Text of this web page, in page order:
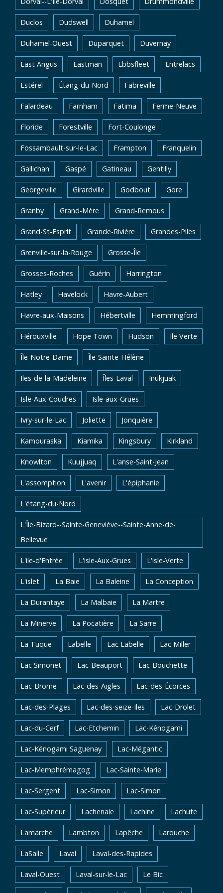
Duclos Dudswell Duhamel
Duhamel-Ouest Duparquet Duvernay
East Angus Eastman Ebbsfleet Entrelacs
Estérel Étang-du-Nord Fabreville
Falardeau Farnham Fatima Ferme-Neuve
Floride Forestville Fort-Coulonge
Fossambault-sur-le-Lac Frampton Franquelin
Gallichan Gaspé Gatineau Gentilly
Georgeville Girardville Godbout Gore
Granby Grand-Mère Grand-Remous
Grand-St-Esprit Grande-Rivière Grandes-Piles
Grenville-sur-la-Rouge Grosse-Île
Grosses-Roches Guérin Harrington
Hatley Havelock Havre-Aubert
Havre-aux-Maisons Hébertville Hemmingford
Hérouxville Hope Town Hudson Ile Verte
Île-Notre-Dame Île-Sainte-Hélène
Iles-de-la-Madeleine Îles-Laval Inukjuak
Isle-Aux-Coudres Isle-aux-Grues
Ivry-sur-le-Lac Joliette Jonquière
Kamouraska Kiamika Kingsbury Kirkland
Knowlton Kuujjuaq L'anse-Saint-Jean
L'assomption L'avenir L'épiphanie
L'étang-du-Nord
L'Île-Bizard--Sainte-Geneviève--Sainte-Anne-de-
Bellevue
L'ile-d'Entrée L'isle-Aux-Grues L'isle-Verte
L'islet La Baie La Baleine La Conception
La Durantaye La Malbaie La Martre
La Minerve La Pocatière La Sarre
La Tuque Labelle Lac Labelle Lac Miller
Lac Simonet Lac-Beauport Lac-Bouchette
Lac-Brome Lac-des-Aigles Lac-des-Écorces
Lac-des-Plages Lac-des-seize-Iles Lac-Drolet
Lac-du-Cerf Lac-Etchemin Lac-Kénogami
Lac-Kénogami Saguenay Lac-Mégantic
Lac-Memphrémagog Lac-Sainte-Marie
Lac-Sergent Lac-Simon Lac-Simon
Lac-Supérieur Lachenaie Lachine Lachute
Lamarche Lambton Lapêche Larouche
LaSalle Laval Laval-des-Rapides
Laval-Ouest Laval-sur-le-Lac Le Bic